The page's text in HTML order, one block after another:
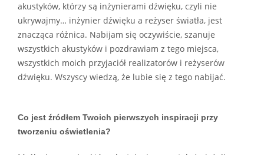
akustyków, którzy są inżynierami dźwięku, czyli nie
ukrywajmy… inżynier dźwięku a reżyser światła, jest
znacząca różnica. Nabijam się oczywiście, szanuje
wszystkich akustyków i pozdrawiam z tego miejsca,
wszystkich moich przyjaciół realizatorów i reżyserów
dźwięku. Wszyscy wiedzą, że lubie się z tego nabijać.
Co jest źródłem Twoich pierwszych inspiracji przy
tworzeniu oświetlenia?